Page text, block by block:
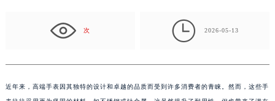
次  2026-05-13
近年来，高端手表因其独特的设计和卓越的品质而受到许多消费者的青睐。然而，这些手